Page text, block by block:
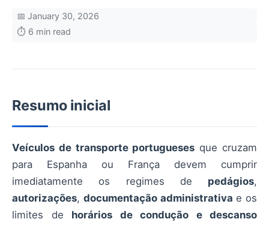
📅 January 30, 2026
⏱️ 6 min read
Resumo inicial
Veículos de transporte portugueses que cruzam
para Espanha ou França devem cumprir
imediatamente os regimes de pedágios,
autorizações, documentação administrativa e os
limites de horários de condução e descanso